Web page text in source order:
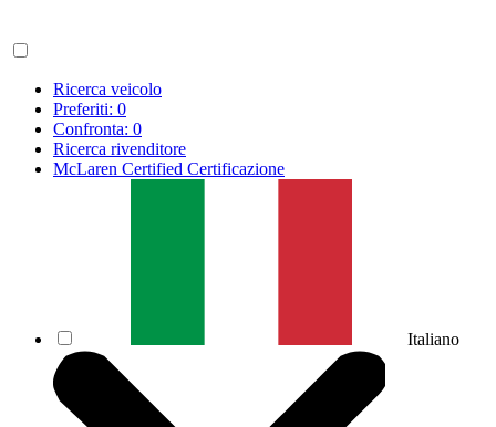
Ricerca veicolo
Preferiti: 0
Confronta: 0
Ricerca rivenditore
McLaren Certified Certificazione
Italiano